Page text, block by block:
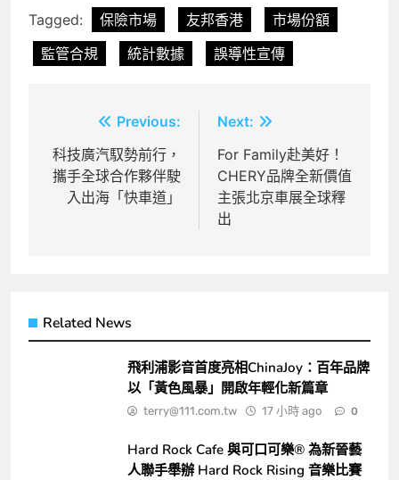
Tagged: 保險市場 友邦香港
市場份額
監管合規
統計數據 誤導性宣傳
章
導
Previous:
科技廣汽馭勢前行，
攜手全球合作夥伴駛
入出海「快車道」
Next:
For Family赴美好！
CHERY品牌全新價值
主張北京車展全球釋
出
Related News
飛利浦影音首度亮相ChinaJoy：百年品牌
以「黃色風暴」開啟年輕化新篇章
terry@111.com.tw 17 小時 ago 0
Hard Rock Cafe 與可口可樂® 為新晉藝
人聯手舉辦 Hard Rock Rising 音樂比賽